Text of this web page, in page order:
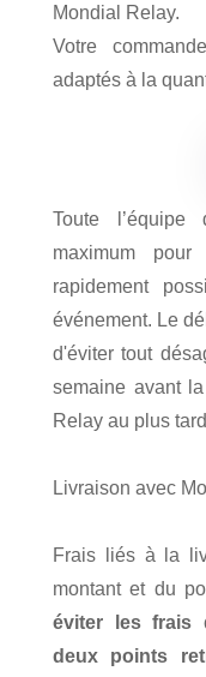
Mondial Relay.
Votre
adaptés à la
Toute l’équipe
maximum
rapidement
événement. Le
d'éviter tout
semaine avant
Relay au plus
Livraison avec
Frais liés à la
montant et du
éviter les frais
deux points